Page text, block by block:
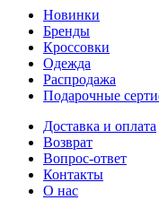
Новинки
Бренды
Кроссовки
Одежда
Распродажа
Подарочные
Доставка и оплата
Возврат
Вопрос-ответ
Контакты
О нас